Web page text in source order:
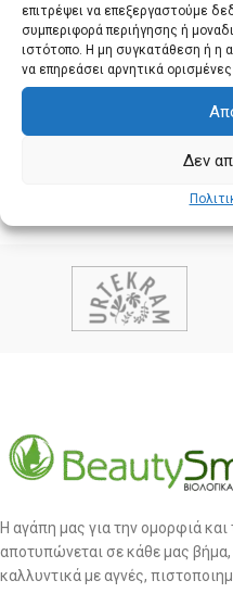
επιτρέψει να επεξεργαστούμε
συμπεριφορά περιήγησης ή
ιστότοπο. Η μη συγκατάθεση ή η
να επηρεάσει αρνητικά
Δεν
Ben & Anna,Σπρέι
5,95€ με ΦΠΑ
Η αγάπη μας για την ομορφιά
αποτυπώνεται σε κάθε μας
καλλυντικά με αγνές,